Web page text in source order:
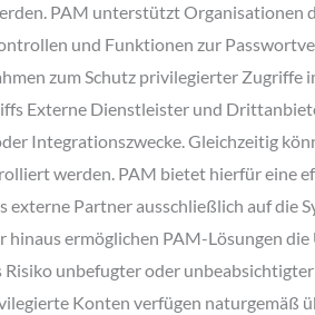
PAM unterstützt Organisationen
und Funktionen zur
zum Schutz privilegierter Zugriffe
Externe Dienstleister und
Integrationszwecke. Gleichzeitig
werden. PAM bietet hierfür eine
externe Partner ausschließlich auf die
hinaus ermöglichen PAM-Lösungen
Risiko unbefugter oder
Konten verfügen naturgemäß